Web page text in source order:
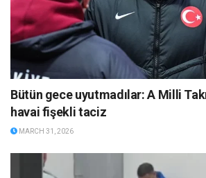
Bütün gece uyutmadılar: A Milli
havai fişekli taciz
MARCH 31, 2026